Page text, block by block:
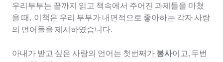
우리부부는 끝까지 읽고 책속에서 주어진 과제들을 마쳤
을 때, 이책은 우리 부부가 내면적으로 좋아하는 각자 사랑
의 언어들을 제시하였습니다.
아내가 받고 싶은 사랑의 언어는 첫번째가 봉사이고, 두번